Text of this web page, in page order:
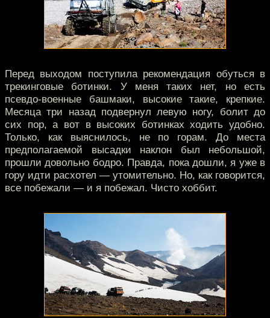
Перед выходом поступила рекомендация обуться в
трекинговые ботинки. У меня таких нет, но есть
псевдо-военные башмаки, высокие такие, крепкие.
Месяца три назад подвернул левую ногу, болит до
сих пор, а вот в высоких ботинках ходить удобно.
Только, как выяснилось, не по горам. До места
предполагаемой высадки наклон был небольшой,
прошли довольно бодро. Правда, пока дошли, я уже в
гору идти расхотел — утомительно. Но, как говорится,
все побежали — и я побежал. Чисто хоббит.